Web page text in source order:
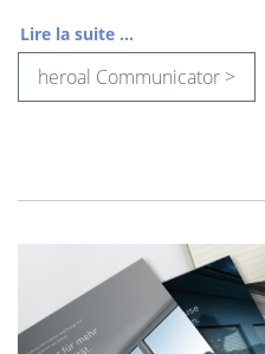
Lire la suite ...
heroal Communicator >